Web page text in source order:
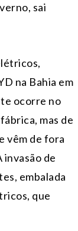
sai
na Bahia em
ocorre no
mas de
vêm de fora
de
embalada
que